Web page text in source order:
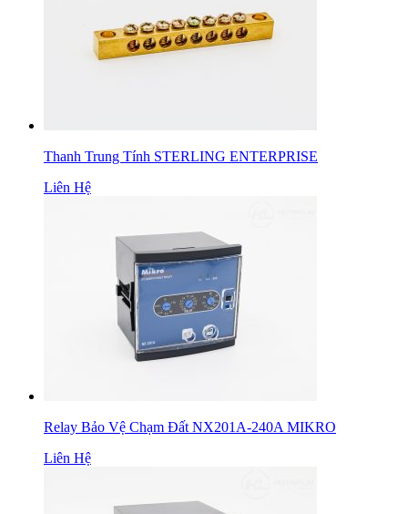
Thanh Trung Tính STERLING ENTERPRISE
Liên Hệ
Relay Bảo Vệ Chạm Đất NX201A-240A MIKRO
Liên Hệ